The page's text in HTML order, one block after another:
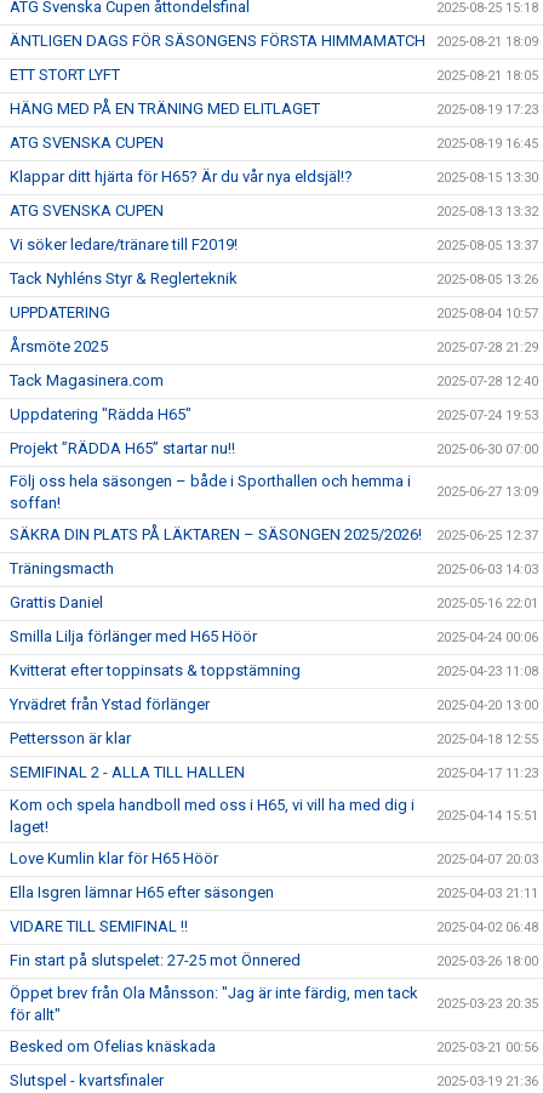
ATG Svenska Cupen åttondelsfinal 2025-08-25 15:18
ÄNTLIGEN DAGS FÖR SÄSONGENS FÖRSTA HIMMAMATCH 2025-08-21 18:09
ETT STORT LYFT 2025-08-21 18:05
HÄNG MED PÅ EN TRÄNING MED ELITLAGET 2025-08-19 17:23
ATG SVENSKA CUPEN 2025-08-19 16:45
Klappar ditt hjärta för H65? Är du vår nya eldsjäl!? 2025-08-15 13:30
ATG SVENSKA CUPEN 2025-08-13 13:32
Vi söker ledare/tränare till F2019! 2025-08-05 13:37
Tack Nyhléns Styr & Reglerteknik 2025-08-05 13:26
UPPDATERING 2025-08-04 10:57
Årsmöte 2025 2025-07-28 21:29
Tack Magasinera.com 2025-07-28 12:40
Uppdatering "Rädda H65" 2025-07-24 19:53
Projekt ”RÄDDA H65” startar nu!! 2025-06-30 07:00
Följ oss hela säsongen – både i Sporthallen och hemma i
soffan!
2025-06-27 13:09
SÄKRA DIN PLATS PÅ LÄKTAREN – SÄSONGEN 2025/2026! 2025-06-25 12:37
Träningsmacth 2025-06-03 14:03
Grattis Daniel 2025-05-16 22:01
Smilla Lilja förlänger med H65 Höör 2025-04-24 00:06
Kvitterat efter toppinsats & toppstämning 2025-04-23 11:08
Yrvädret från Ystad förlänger 2025-04-20 13:00
Pettersson är klar 2025-04-18 12:55
SEMIFINAL 2 - ALLA TILL HALLEN 2025-04-17 11:23
Kom och spela handboll med oss i H65, vi vill ha med dig i
laget!
2025-04-14 15:51
Love Kumlin klar för H65 Höör 2025-04-07 20:03
Ella Isgren lämnar H65 efter säsongen 2025-04-03 21:11
VIDARE TILL SEMIFINAL !! 2025-04-02 06:48
Fin start på slutspelet: 27-25 mot Önnered 2025-03-26 18:00
Öppet brev från Ola Månsson: "Jag är inte färdig, men tack
för allt"
2025-03-23 20:35
Besked om Ofelias knäskada 2025-03-21 00:56
Slutspel - kvartsfinaler 2025-03-19 21:36